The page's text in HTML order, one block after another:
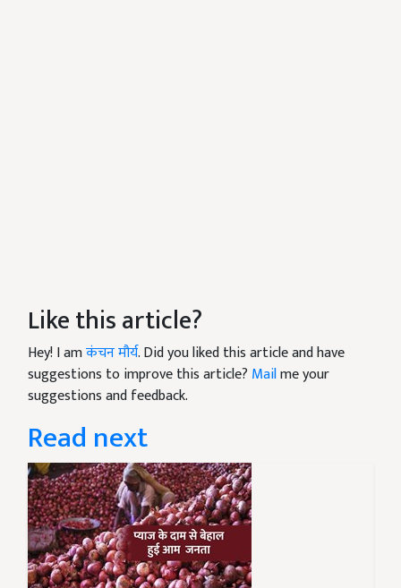
Like this article?
Hey! I amकंचन मौर्य. Did you liked this article and have
suggestions to improve this article? Mailme your
suggestions and feedback.
Read next